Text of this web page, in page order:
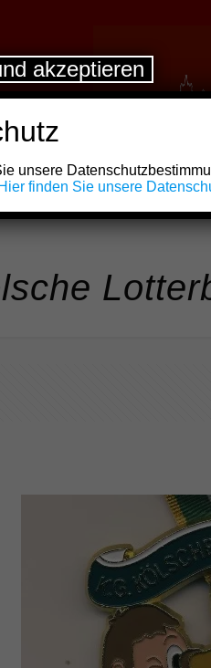
unsere
Hier finden Sie unsere
akzeptieren